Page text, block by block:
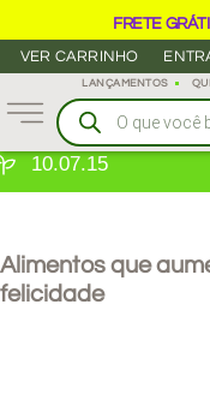
FRETE
VER CARRINHO
LANÇAMENTOS
10.07.15
Alimentos que
felicidade